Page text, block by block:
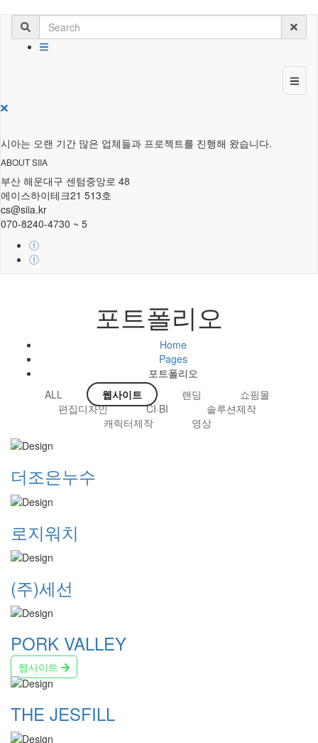
시아는 오랜 기간 많은 업체들과 프로젝트를 진행해 왔습니다.
ABOUT SIIA
부산 해운대구 센텀중앙로 48
에이스하이테크21 513호
cs@siia.kr
070-8240-4730 ~ 5
포트폴리오
Home
Pages
포트폴리오
ALL
웹사이트 랜딩
쇼핑몰
편집디자인
CI·BI
솔루션제작
캐릭터제작
영상
더조은누수
로지워치
(주)세선
PORK VALLEY
웹사이트
THE JESFILL